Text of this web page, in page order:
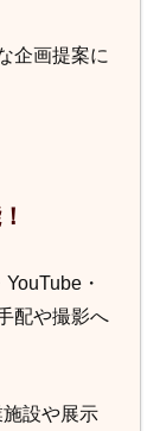
企画提案に
・
配や撮影へ
設や展示